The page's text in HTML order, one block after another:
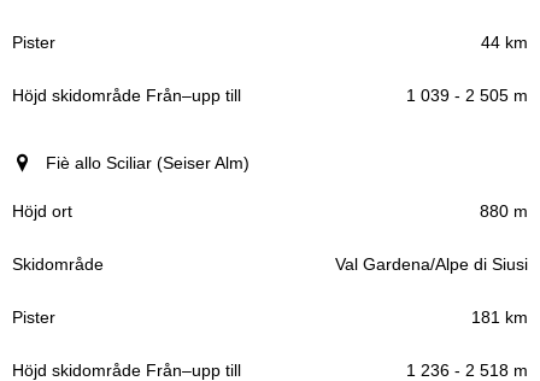
44 km
1 039 - 2 505 m
Fiè allo Sciliar (Seiser Alm)
880 m
Val Gardena/Alpe di Siusi
181 km
1 236 - 2 518 m